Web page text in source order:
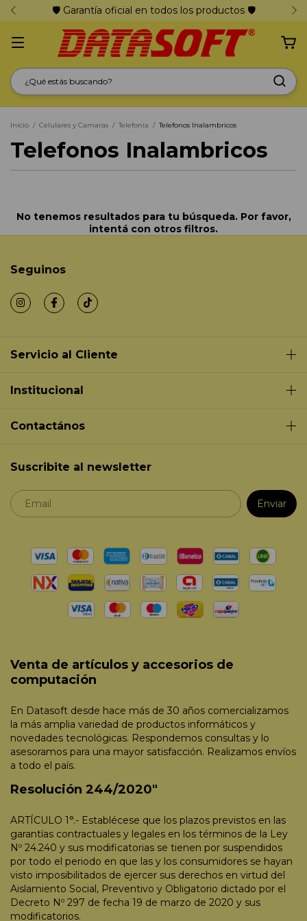
🛡️ Garantía oficial en todos los productos 🛡️
Inicio / Celulares y Camaras / Telefonia / Telefonos Inalambricos
Telefonos Inalambricos
No tenemos resultados para tu búsqueda. Por favor,
intentá con otros filtros.
Seguinos
Servicio al Cliente
Institucional
Contactános
Suscribite al newsletter
Venta de artículos y accesorios de
computación
En Datasoft desde hace más de 30 años comercializamos
la más amplia variedad de productos informáticos y
novedades tecnológicas. Respondemos consultas y lo
asesoramos para una mayor satisfacción. Realizamos envíos
a todo el país.
Resolución 244/2020"
ARTÍCULO 1°.- Establécese que los plazos previstos en las
garantías contractuales y legales en los términos de la Ley
Nº 24.240 y sus modificatorias se tienen por suspendidos
por todo el periodo en que las y los consumidores se hayan
visto imposibilitados de ejercer sus derechos en virtud del
Aislamiento Social, Preventivo y Obligatorio dictado por el
Decreto Nº 297 de fecha 19 de marzo de 2020 y sus
modificatorios.